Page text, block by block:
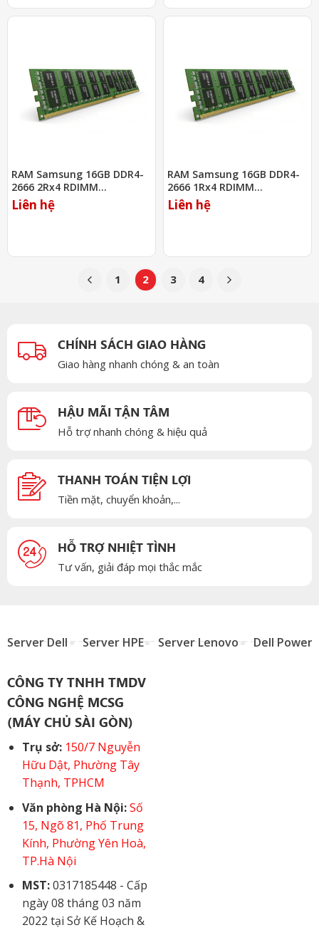
RAM Samsung 16GB DDR4-
2666 2Rx4 RDIMM
(M393A2G40EB2-CTD)
Liên hệ
RAM Samsung 16GB DDR4-
2666 1Rx4 RDIMM
(M393A2K40BB2-CTD)
Liên hệ
1 2 3 4
CHÍNH SÁCH GIAO HÀNG
Giao hàng nhanh chóng & an toàn
HẬU MÃI TẬN TÂM
Hỗ trợ nhanh chóng & hiệu quả
THANH TOÁN TIỆN LỢI
Tiền mặt, chuyển khoản,...
HỖ TRỢ NHIỆT TÌNH
Tư vấn, giải đáp mọi thắc mắc
Server Dell Server HPE Server Lenovo Dell
CÔNG TY TNHH TMDV
CÔNG NGHỆ MCSG
(MÁY CHỦ SÀI GÒN)
Trụ sở: 150/7 Nguyễn
Hữu Dật, Phường Tây
Thạnh, TPHCM
Văn phòng Hà Nội: Số
15, Ngõ 81, Phố Trung
Kính, Phường Yên Hoà,
TP.Hà Nội
MST:0317185448 - Cấp
ngày 08 tháng 03 năm
2022 tại Sở Kế Hoạch &